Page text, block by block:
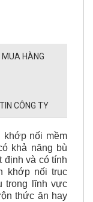
HÀNG
CÔNG TY
nối mềm
khả năng bù
định và có tính
khớp nối trục
trong lĩnh vực
thức ăn hay